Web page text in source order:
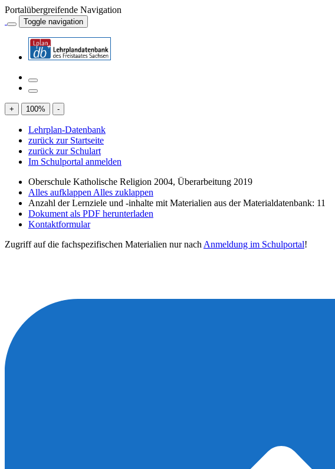
Portalübergreifende Navigation
Toggle navigation
+ 100% -
Lehrplan-Datenbank
zurück zur Startseite
zurück zur Schulart
Im Schulportal anmelden
Oberschule Katholische Religion 2004, Überarbeitung 2019
Alles aufklappen Alles zuklappen
Anzahl der Lernziele und -inhalte mit Materialien aus der Materialdatenbank: 11
Dokument als PDF herunterladen
Kontaktformular
Zugriff auf die fachspezifischen Materialien nur nach Anmeldung im Schulportal!